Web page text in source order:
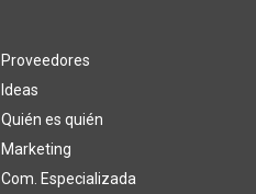
Proveedores
Ideas
Quién es quién
Marketing
Com. Especializada